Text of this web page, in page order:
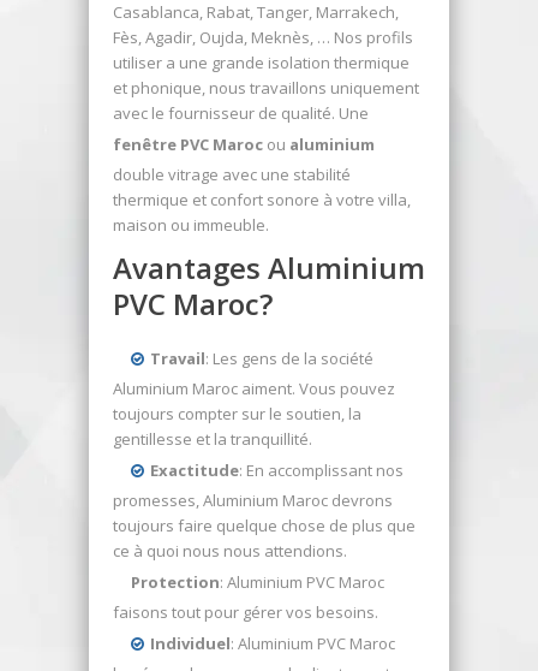
Casablanca, Rabat, Tanger, Marrakech,
Fès, Agadir, Oujda, Meknès, … Nos profils
utiliser a une grande isolation thermique
et phonique, nous travaillons uniquement
avec le fournisseur de qualité. Une
fenêtre PVC Maroc ou aluminium
double vitrage avec une stabilité
thermique et confort sonore à votre villa,
maison ou immeuble.
Avantages Aluminium
PVC Maroc?
Travail: Les gens de la société
Aluminium Maroc aiment. Vous pouvez
toujours compter sur le soutien, la
gentillesse et la tranquillité.
Exactitude: En accomplissant nos
promesses, Aluminium Maroc devrons
toujours faire quelque chose de plus que
ce à quoi nous nous attendions.
Protection: Aluminium PVC Maroc
faisons tout pour gérer vos besoins.
Individuel: Aluminium PVC Maroc